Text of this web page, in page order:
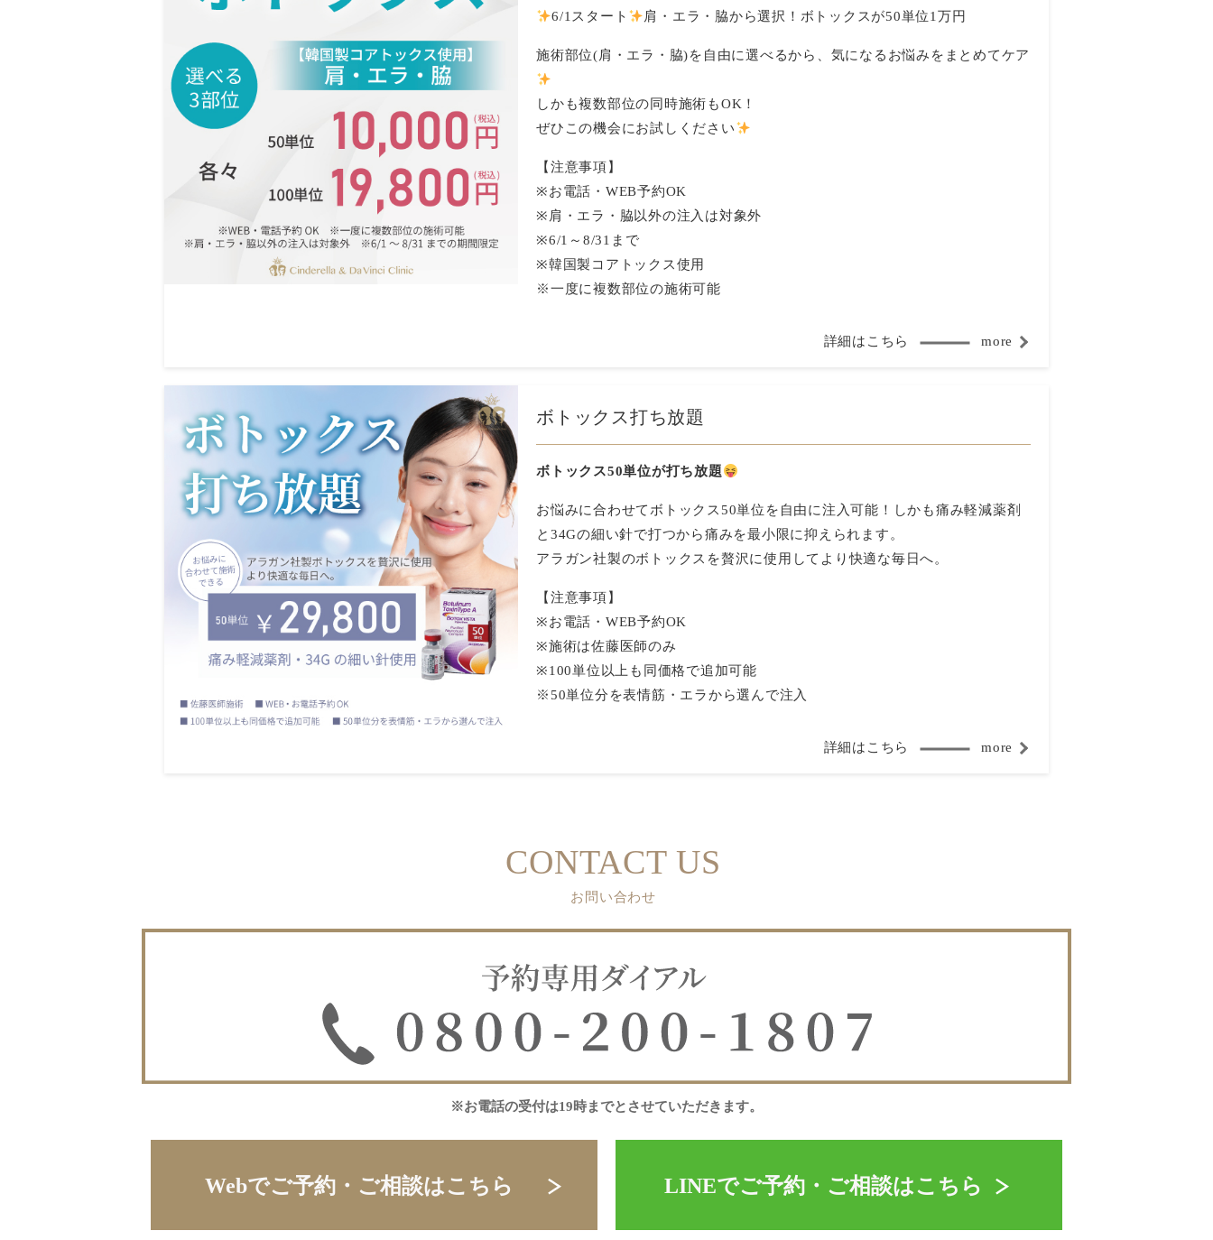
6/1スタート 肩・エラ・脇から選択！ボトックスが50単位1万円
施術部位(肩・エラ・脇)を自由に選べるから、気になるお悩みをまとめてケア
しかも複数部位の同時施術もOK！
ぜひこの機会にお試しください
【注意事項】
※お電話・WEB予約OK
※肩・エラ・脇以外の注入は対象外
※6/1～8/31まで
※韓国製コアトックス使用
※一度に複数部位の施術可能
詳細はこちら more
ボトックス打ち放題
ボトックス50単位が打ち放題
お悩みに合わせてボトックス50単位を自由に注入可能！しかも痛み軽減薬剤
と34Gの細い針で打つから痛みを最小限に抑えられます。
アラガン社製のボトックスを贅沢に使用してより快適な毎日へ。
【注意事項】
※お電話・WEB予約OK
※施術は佐藤医師のみ
※100単位以上も同価格で追加可能
※50単位分を表情筋・エラから選んで注入
詳細はこちら more
CONTACT US
お問い合わせ
※お電話の受付は19時までとさせていただきます。